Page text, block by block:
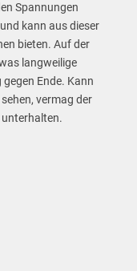
Spannungen
kann aus dieser
bieten. Auf der
langweilige
Ende. Kann
vermag der
unterhalten.